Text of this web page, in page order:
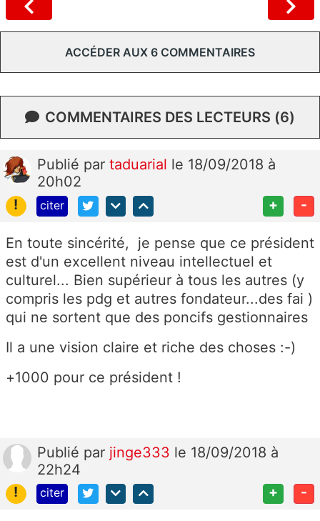
ACCÉDER AUX 6 COMMENTAIRES
COMMENTAIRES DES LECTEURS (6)
Publié par taduarial le 18/09/2018 à
20h02
!
citer + -
En toute sincérité, je pense que ce président
est d'un excellent niveau intellectuel et
culturel... Bien supérieur à tous les autres (y
compris les pdg et autres fondateur...des fai )
qui ne sortent que des poncifs gestionnaires
Il a une vision claire et riche des choses :-)
+1000 pour ce président !
Publié par jinge333 le 18/09/2018 à
22h24
!
citer + -